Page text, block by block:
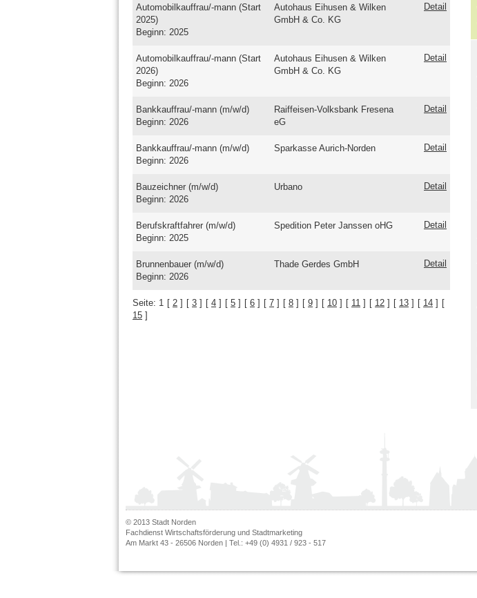
Automobilkauffrau/-mann (Start
2025)
Beginn: 2025
Autohaus Eihusen & Wilken
GmbH & Co. KG
Detail
Automobilkauffrau/-mann (Start
2026)
Beginn: 2026
Autohaus Eihusen & Wilken
GmbH & Co. KG
Detail
Bankkauffrau/-mann (m/w/d)
Beginn: 2026
Raiffeisen-Volksbank Fresena
eG
Detail
Bankkauffrau/-mann (m/w/d)
Beginn: 2026
Sparkasse Aurich-Norden Detail
Bauzeichner (m/w/d)
Beginn: 2026
Urbano Detail
Berufskraftfahrer (m/w/d)
Beginn: 2025
Spedition Peter Janssen oHG Detail
Brunnenbauer (m/w/d)
Beginn: 2026
Thade Gerdes GmbH Detail
Seite: 1 [ 2 ] [ 3 ] [ 4 ] [ 5 ] [ 6 ] [ 7 ] [ 8 ] [ 9 ] [ 10 ] [ 11 ] [ 12 ] [ 13 ] [ 14 ] [
15 ]
© 2013 Stadt Norden
Fachdienst Wirtschaftsförderung und Stadtmarketing
Am Markt 43 - 26506 Norden | Tel.: +49 (0) 4931 / 923 - 517